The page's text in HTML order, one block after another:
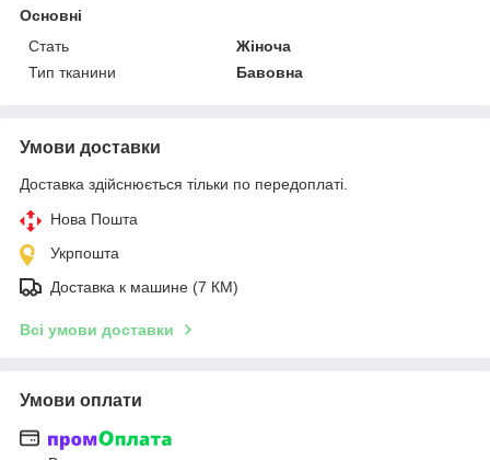
Основні
Стать
Жіноча
Тип тканини
Бавовна
Умови доставки
Доставка здійснюється тільки по передоплаті.
Нова Пошта
Укрпошта
Доставка к машине (7 КМ)
Всі умови доставки
Умови оплати